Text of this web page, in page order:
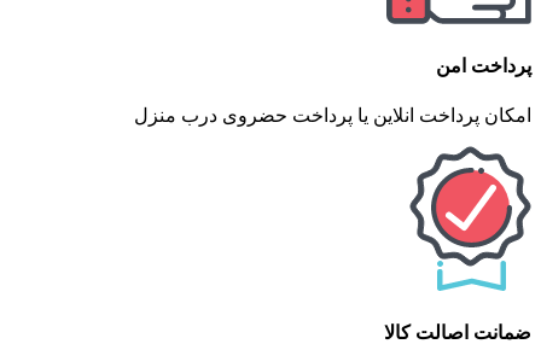
پرداخت امن
امکان پرداخت انلاین یا پرداخت حضروی درب منزل
ضمانت اصالت کالا